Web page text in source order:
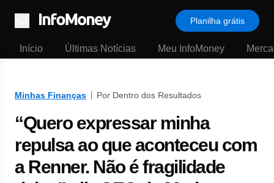
Menu
Planilha grátis
Início Últimas Notícias Meu InfoMoney
Minhas Finanças Por Dentro dos Resultados
“Quero expressar minha
repulsa ao que aconteceu com
a Renner. Não é fragilidade